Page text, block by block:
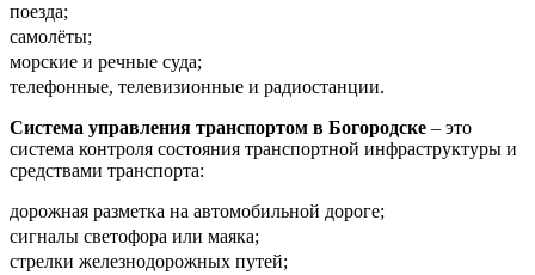
поезда;
самолёты;
морские и речные суда;
телефонные, телевизионные и радиостанции.
Система управления транспортом в Богородске – это
система контроля состояния транспортной инфраструктуры и
средствами транспорта:
дорожная разметка на автомобильной дороге;
сигналы светофора или маяка;
стрелки железнодорожных путей;